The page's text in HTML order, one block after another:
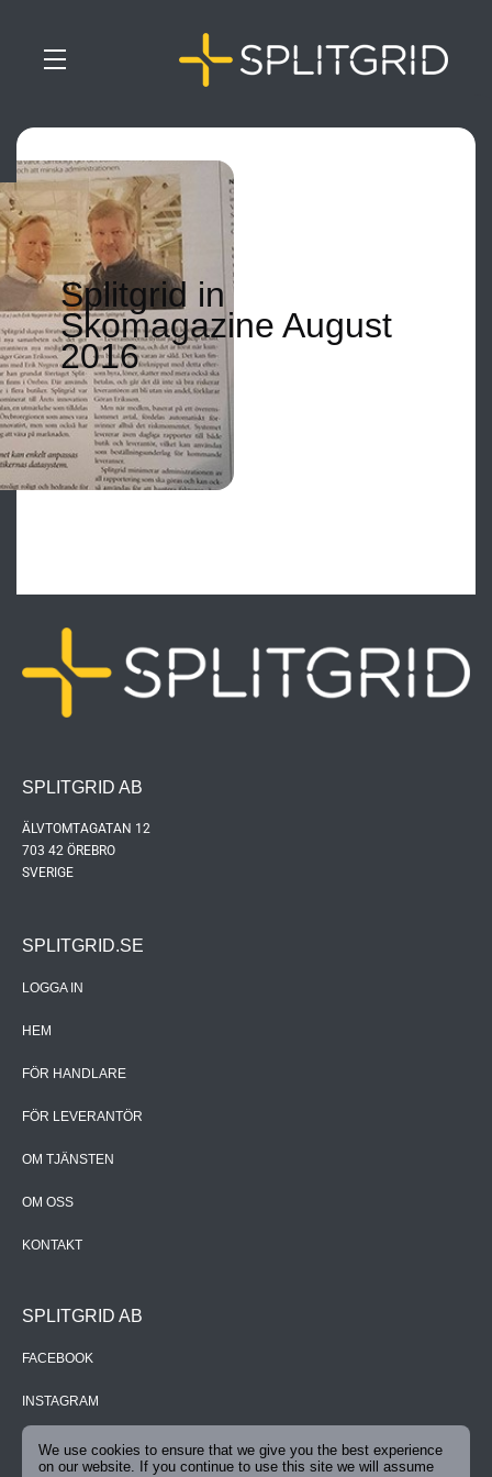
Splitgrid in
Skomagazine August
2016
SPLITGRID AB
ÄLVTOMTAGATAN 12
703 42 ÖREBRO
SVERIGE
SPLITGRID.SE
LOGGA IN
HEM
FÖR HANDLARE
FÖR LEVERANTÖR
OM TJÄNSTEN
OM OSS
KONTAKT
SPLITGRID AB
FACEBOOK
INSTAGRAM
TWITTER
We use cookies to ensure that we give you the best experience
on our website. If you continue to use this site we will assume